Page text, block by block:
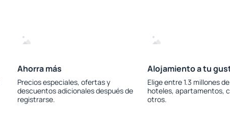
Ahorra más
Precios especiales, ofertas y
descuentos adicionales después de
registrarse.
Alojamiento a tu
Elige entre 1.3 millones
hoteles, apartamentos,
otros.